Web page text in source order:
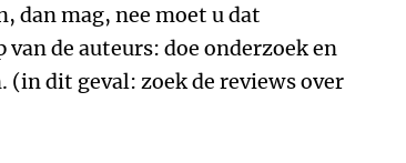
dan mag, nee moet u dat
de auteurs: doe onderzoek en
dit geval: zoek de reviews over